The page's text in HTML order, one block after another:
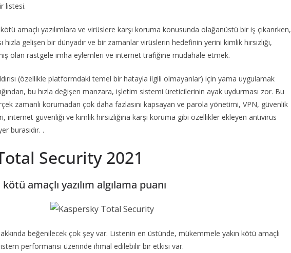
listesi.
amaçlı yazılımlara ve virüslere karşı koruma konusunda olağanüstü bir iş çıkarırken,
hızla gelişen bir dünyadır ve bir zamanlar virüslerin hedefinin yerini kimlik hırsızlığı,
olan rastgele imha eylemleri ve internet trafiğine müdahale etmek.
(özellikle platformdaki temel bir hatayla ilgili olmayanlar) için yama uygulamak
bu hızla değişen manzara, işletim sistemi üreticilerinin ayak uydurması zor. Bu
zamanlı korumadan çok daha fazlasını kapsayan ve parola yönetimi, VPN, güvenlik
internet güvenliği ve kimlik hırsızlığına karşı koruma gibi özellikler ekleyen antivirüs
burasıdır. .
Security 2021
amaçlı yazılım algılama puanı
beğenilecek çok şey var. Listenin en üstünde, mükemmele yakın kötü amaçlı
performansı üzerinde ihmal edilebilir bir etkisi var.